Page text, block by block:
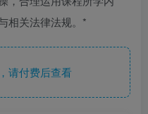
相关法律法规。*
请付费后查看